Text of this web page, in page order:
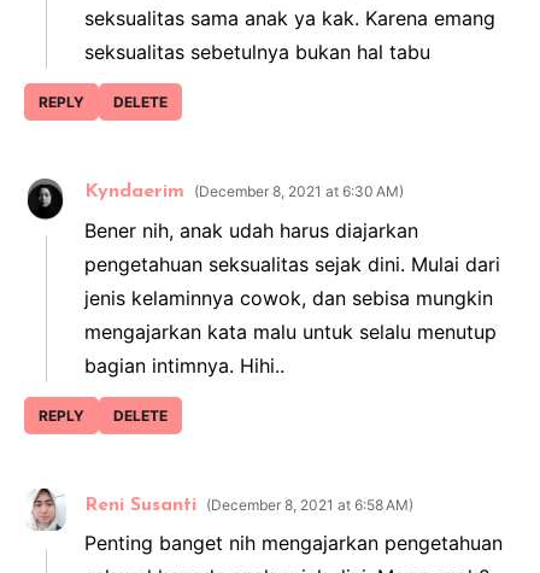
seksualitas sama anak ya kak. Karena emang
seksualitas sebetulnya bukan hal tabu
REPLY DELETE
Kyndaerim December 8, 2021 at 6:30 AM
Bener nih, anak udah harus diajarkan
pengetahuan seksualitas sejak dini. Mulai dari
jenis kelaminnya cowok, dan sebisa mungkin
mengajarkan kata malu untuk selalu menutup
bagian intimnya. Hihi..
REPLY DELETE
Reni Susanti December 8, 2021 at 6:58 AM
Penting banget nih mengajarkan pengetahuan